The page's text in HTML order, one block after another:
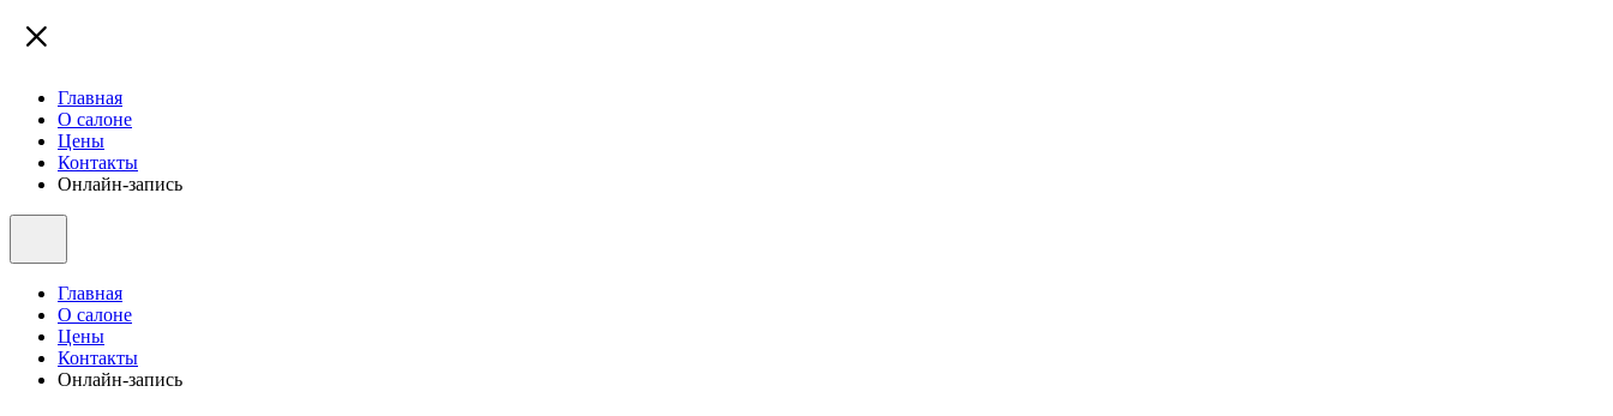
Главная
О салоне
Цены
Контакты
Онлайн-запись
Главная
О салоне
Цены
Контакты
Онлайн-запись